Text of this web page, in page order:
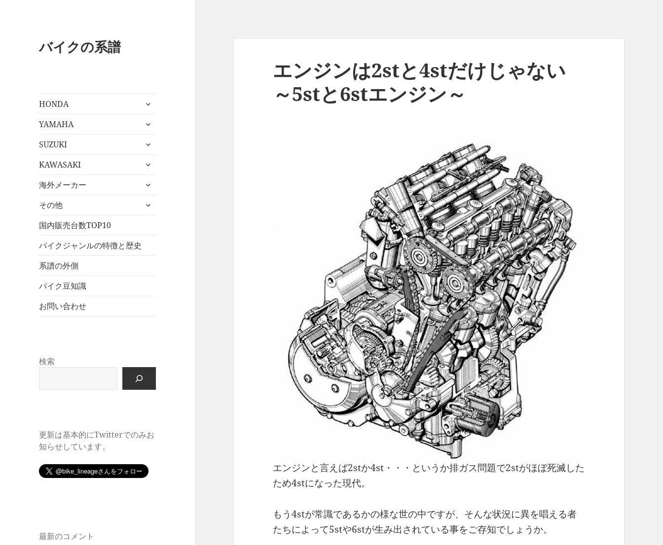
バイクの系譜
HONDA
サ
メ
ュ
を
YAMAHA
サ
メ
ュ
を
SUZUKI
サ
メ
ュ
を
KAWASAKI
サ
メ
ュ
展
開
海外メーカー
サ
メ
を
その他
サ
ュ
国内販売台数TOP10
バイクジャンルの特徴と歴史
系譜の外側
バイク豆知識
お問い合わせ
検索
更新は基本的にTwitterでのみお
知らせしています。
最新のコメント
エンジンは2stと4stだけじゃない
～5stと6stエンジン～
エンジンと言えば2stか4st・・・というか排ガス問題で2stがほぼ死滅した
ため4stになった現代。
もう4stが常識であるかの様な世の中ですが、そんな状況に異を唱える者
たちによって5stや6stが生み出されている事をご存知でしょうか。